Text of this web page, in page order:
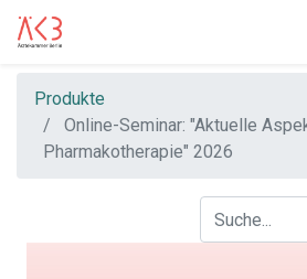
Produkte
Online-Seminar: "Aktuelle
Pharmakotherapie" 2026